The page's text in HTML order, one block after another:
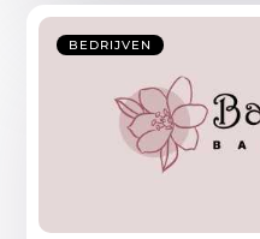
BEDRIJVEN